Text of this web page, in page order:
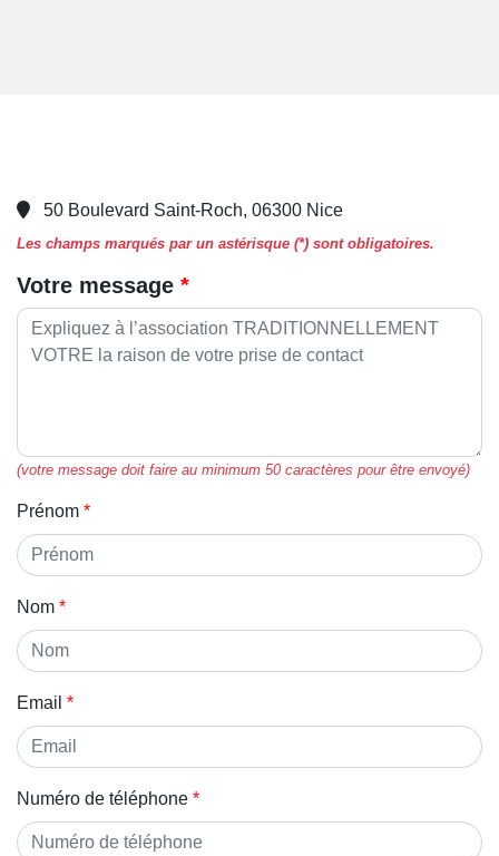
50 Boulevard Saint-Roch, 06300 Nice
Les champs marqués par un astérisque (*) sont obligatoires.
Votre message
(votre message doit faire au minimum 50 caractères pour être envoyé)
Prénom
Nom
Email
Numéro de téléphone